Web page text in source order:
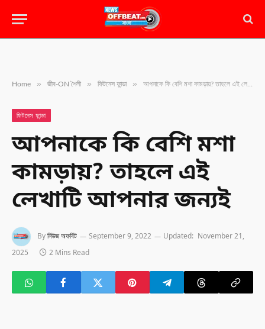
Home » জীব-ON শৈলী » ফিটনেস ফান্ডা » আপনাকে কি বেশি মশা কামড়ায়? তাহলে এই লেখাটি আপনার জন্যই
ফিটনেস ফান্ডা
আপনাকে কি বেশি মশা
কামড়ায়? তাহলে এই
লেখাটি আপনার জন্যই
Byনিউজ অফবিট September 9, 2022 Updated: November 21,
2025
2 Mins Read